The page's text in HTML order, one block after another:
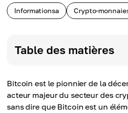
Informationsa Crypto-
Table des matières
Bitcoin est le pionnier de la
acteur majeur du secteur des
sans dire que Bitcoin est un